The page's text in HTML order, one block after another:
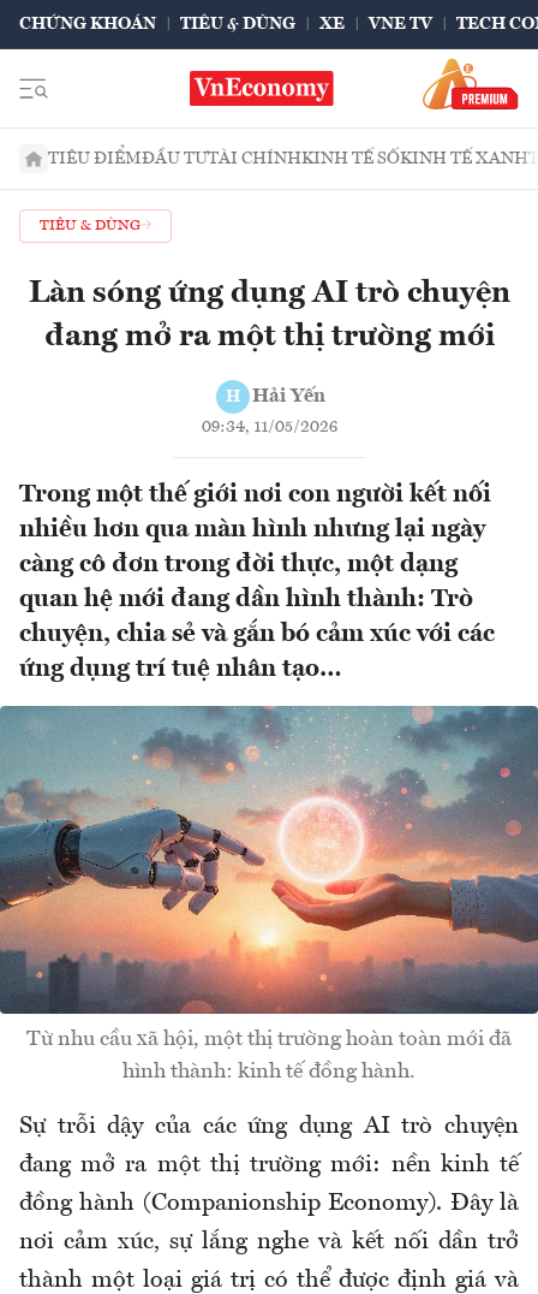
CHỨNG KHOÁN TIÊU & DÙNG XE VNE TV TECH
TIÊU ĐIỂMĐẦU TƯTÀI CHÍNHKINH TẾ SỐKINH TẾ XANH
TIÊU & DÙNG
Làn sóng ứng dụng AI trò chuyện
đang mở ra một thị trường mới
H Hải Yến
09:34, 11/05/2026
Trong một thế giới nơi con người kết nối
nhiều hơn qua màn hình nhưng lại ngày
càng cô đơn trong đời thực, một dạng
quan hệ mới đang dần hình thành: Trò
chuyện, chia sẻ và gắn bó cảm xúc với các
ứng dụng trí tuệ nhân tạo…
Từ nhu cầu xã hội, một thị trường hoàn toàn mới đã
hình thành: kinh tế đồng hành.
Sự trỗi dậy của các ứng dụng AI trò chuyện
đang mở ra một thị trường mới: nền kinh tế
đồng hành (Companionship Economy). Đây là
nơi cảm xúc, sự lắng nghe và kết nối dần trở
thành một loại giá trị có thể được định giá và